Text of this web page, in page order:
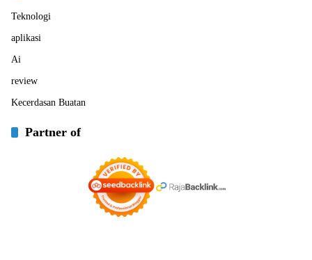
Teknologi
aplikasi
Ai
review
Kecerdasan Buatan
Partner of